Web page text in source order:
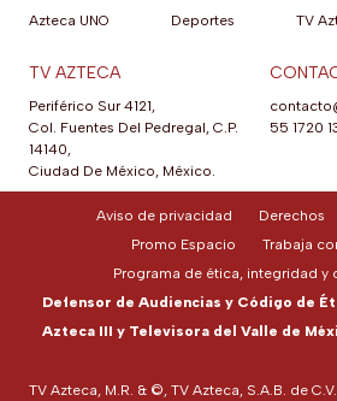
Azteca UNO
Deportes
TV
TV AZTECA
Periférico Sur 4121,
Col. Fuentes Del Pedregal, C.P.
14140,
Ciudad De México, México.
55 1720
TV Azteca, M.R. & ©, TV Azteca, S.A.B. de
Aviso de privacidad Derechos
Promo Espacio
Trabaja
Programa de ética, integridad y
Defensor de Audiencias y Código de
Azteca III y Televisora del Valle de